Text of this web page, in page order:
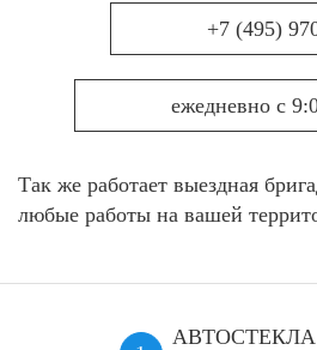
+7 (495)
ежедневно с
Так же работает выездная
любые работы на вашей
АВТОСТЕКЛА